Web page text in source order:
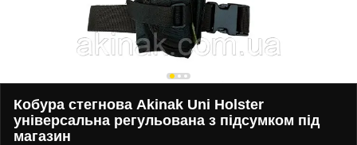
Кобура стегнова Akinak Uni Holster
універсальна регульована з підсумком під
магазин